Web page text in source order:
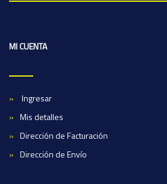
MI CUENTA
Ingresar
Mis detalles
Dirección de Facturación
Dirección de Envío